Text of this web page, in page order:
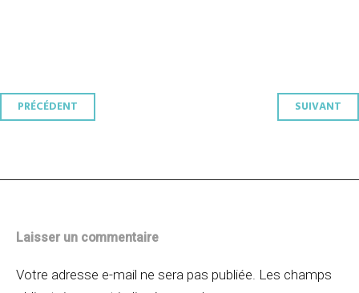
Navigation
PRÉCÉDENT SUIVANT
Laisser un commentaire
Votre adresse e-mail ne sera pas publiée. Les champs